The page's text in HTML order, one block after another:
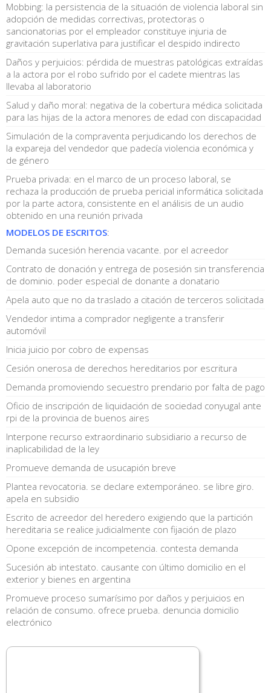
Mobbing: la persistencia de la situación de violencia laboral sin
adopción de medidas correctivas, protectoras o
sancionatorias por el empleador constituye injuria de
gravitación superlativa para justificar el despido indirecto
Daños y perjuicios: pérdida de muestras patológicas extraídas
a la actora por el robo sufrido por el cadete mientras las
llevaba al laboratorio
Salud y daño moral: negativa de la cobertura médica solicitada
para las hijas de la actora menores de edad con discapacidad
Simulación de la compraventa perjudicando los derechos de
la expareja del vendedor que padecía violencia económica y
de género
Prueba privada: en el marco de un proceso laboral, se
rechaza la producción de prueba pericial informática solicitada
por la parte actora, consistente en el análisis de un audio
obtenido en una reunión privada
MODELOS DE ESCRITOS:
Demanda sucesión herencia vacante. por el acreedor
Contrato de donación y entrega de posesión sin transferencia
de dominio. poder especial de donante a donatario
Apela auto que no da traslado a citación de terceros solicitada
Vendedor intima a comprador negligente a transferir
automóvil
Inicia juicio por cobro de expensas
Cesión onerosa de derechos hereditarios por escritura
Demanda promoviendo secuestro prendario por falta de pago
Oficio de inscripción de liquidación de sociedad conyugal ante
rpi de la provincia de buenos aires
Interpone recurso extraordinario subsidiario a recurso de
inaplicabilidad de la ley
Promueve demanda de usucapión breve
Plantea revocatoria. se declare extemporáneo. se libre giro.
apela en subsidio
Escrito de acreedor del heredero exigiendo que la partición
hereditaria se realice judicialmente con fijación de plazo
Opone excepción de incompetencia. contesta demanda
Sucesión ab intestato. causante con último domicilio en el
exterior y bienes en argentina
Promueve proceso sumarísimo por daños y perjuicios en
relación de consumo. ofrece prueba. denuncia domicilio
electrónico